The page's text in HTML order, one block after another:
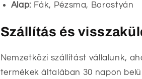
Alap:Fák, Pézsma, Borostyán
Szállítás és
Nemzetközi szállítást vállalunk,
termékek általában 30 napon